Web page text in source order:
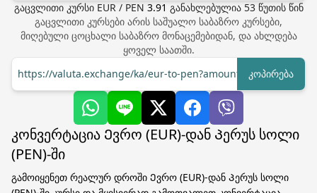
გაცვლითი კურსი EUR/ PEN 3.91 განახლებულია 53წუთის წინ
გაცვლითი კურსები არის საშუალო საბაზრო კურსები,
მიღებული ცოცხალი საბაზრო მონაცემებიდან, და ახლდება
ყოველ საათში.
https://valuta.exchange/ka/eur-to-pen?amount=1კოპირება
კონვერტაცია Ევრო (EUR)-დან Პერუს სოლი
(PEN)-ში
გამოიყენეთ რეალურ დროში Ევრო (EUR)-დან Პერუს სოლი